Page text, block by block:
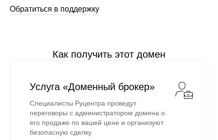
Обратиться в поддержку
Как получить этот домен
Услуга «Доменный брокер»
Специалисты Руцентра проведут
переговоры с администратором домена о
его продаже по вашей цене и организуют
безопасную сделку.